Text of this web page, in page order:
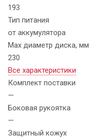
193
Тип питания
от аккумулятора
Max диаметр диска, мм
230
Все характеристики
Комплект поставки
—
Боковая рукоятка
—
Защитный кожух